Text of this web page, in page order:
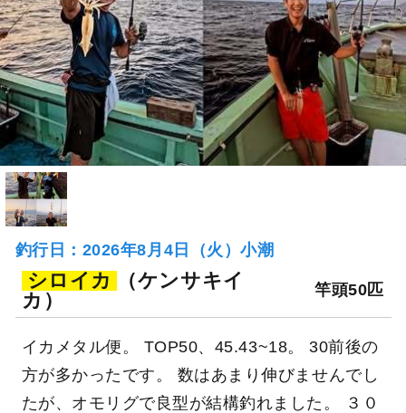
釣行日：2026年8月4日（火）小潮
シロイカ
（ケンサキイ
カ）
竿頭50匹
イカメタル便。 TOP50、45.43~18。 30前後の
方が多かったです。 数はあまり伸びませんでし
たが、オモリグで良型が結構釣れました。 ３０